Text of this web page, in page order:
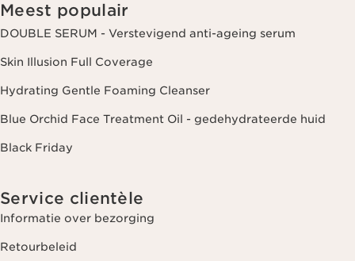
Meest populair
DOUBLE SERUM - Verstevigend anti-ageing serum
Skin Illusion Full Coverage
Hydrating Gentle Foaming Cleanser
Blue Orchid Face Treatment Oil - gedehydrateerde huid
Black Friday
Service clientèle
Informatie over bezorging
Retourbeleid